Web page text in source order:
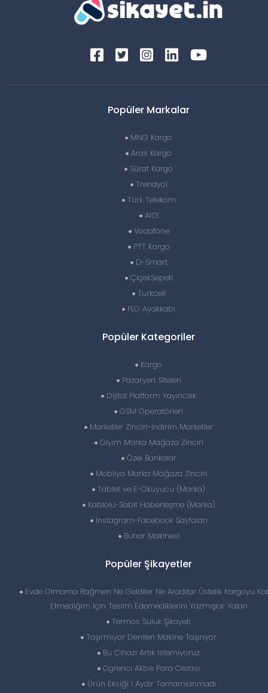
Popüler Markalar
MNG Kargo
Aras Kargo
Sürat Kargo
Trendyol
Türk Telekom
A101
Vodafone
PTT Kargo
D-Smart
ÇiçekSepeti
Turkcell
FLO Ayakkabı
Popüler Kategoriler
Kargo
Pazaryeri Siteleri
Dijital Platform Yayıncılık
GSM Operatörleri
Marketler Zinciri-İndirim Marketler
Giyim Marka Mağaza Zinciri
Özel Bankalar
Mobilya Marka Mağaza Zinciri
Tablet ve E-Okuyucu (Marka)
Kablolu-Sabit Haberleşme (Marka)
İnstagram-Facebook Sayfaları
Buhar Makinesi
Popüler Şikayetler
Evde Olmama Rağmen Ne Geldiler Ne Aradılar Üstelik Kargoyu
Etmediğim Için Teslim Edemediklerini Yazmışlar Yalan
Termos Suluk Şikayeti
Taşırmıyor Denilen Makine Taşırıyor
Bu Cihazı Artık Istemiyoruz
Ogrencı Akbılı Para Cezası
Ürün Eksiği 1 Aydır Tamamlanmadı